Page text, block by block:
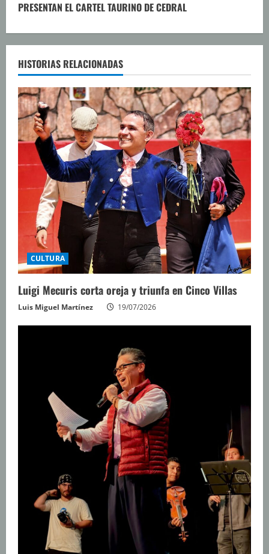
u
e
l
e
y
e
n
d
o
PRESENTAN EL CARTEL TAURINO DE CEDRAL
HISTORIAS RELACIONADAS
CULTURA
Luigi Mecuris corta oreja y triunfa en Cinco Villas
Luis Miguel Martínez 19/07/2026